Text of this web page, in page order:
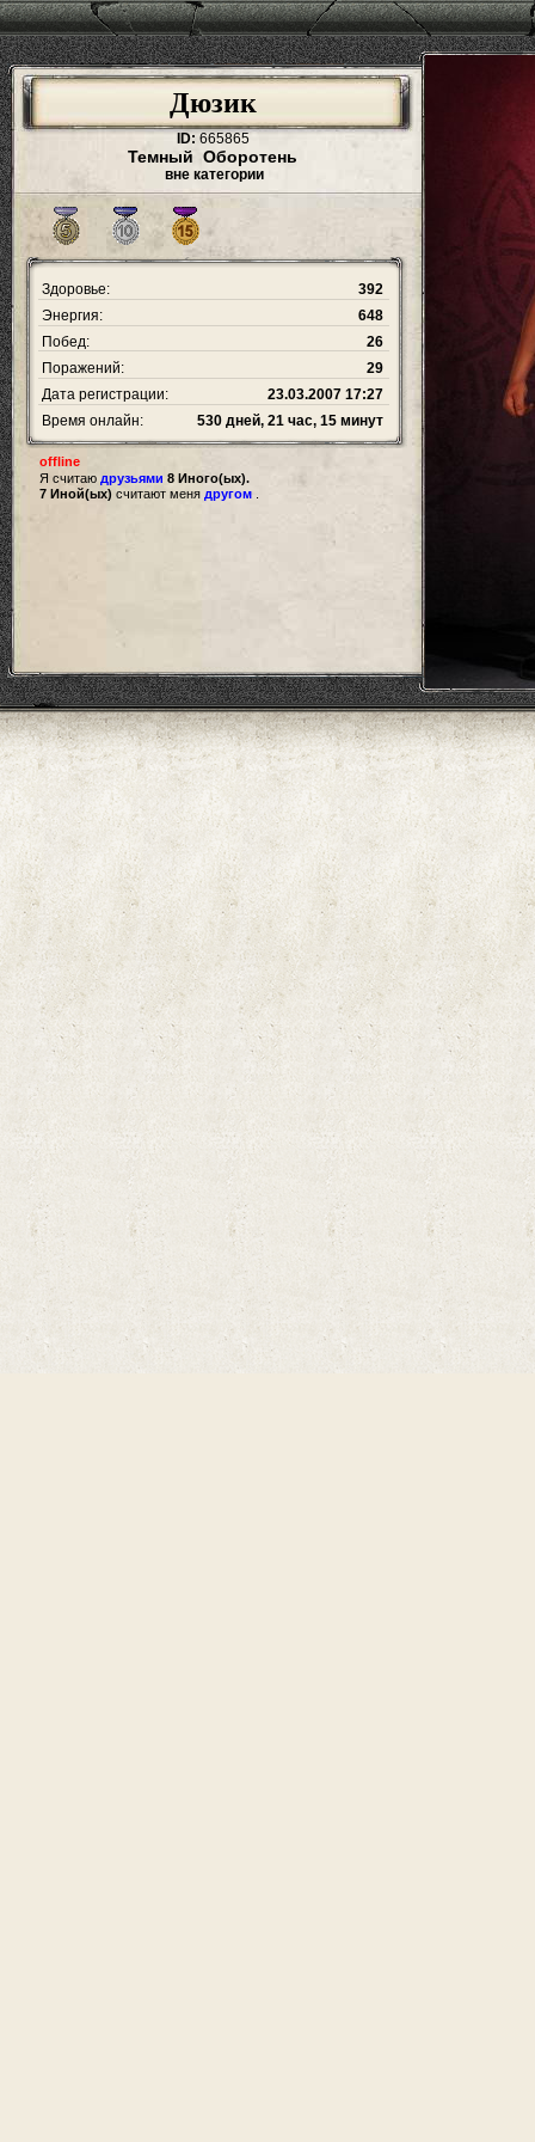
Дюзик
ID: 665865
Темный Оборотень
вне категории
Здоровье:
392
Энергия:
648
Побед:
26
Поражений:
29
Дата регистрации:
23.03.2007 17:27
Время онлайн:
530 дней, 21 час, 15 минут
offline
Я считаю друзьями 8 Иного(ых).
7 Иной(ых) считают меня другом